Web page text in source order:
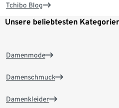
Tchibo Blog
Unsere beliebtesten
Damenmode
Damenschmuck
Damenkleider